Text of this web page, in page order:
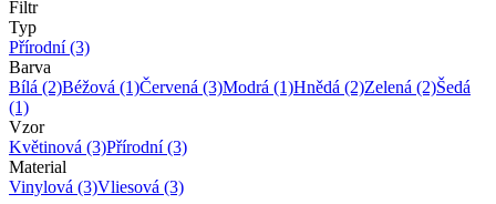
Filtr
Typ
Přírodní(3)
Barva
Bílá (2)Béžová (1)Červená (3)Modrá (1)Hnědá (2)Zelená (2)Šedá
(1)
Vzor
Květinová (3)Přírodní(3)
Material
Vinylová (3)Vliesová (3)